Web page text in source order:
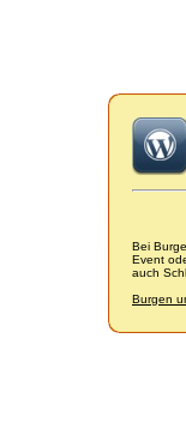
Bei
Event
auch
Burgen